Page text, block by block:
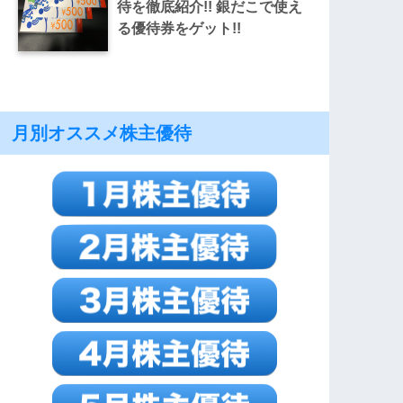
待を徹底紹介!! 銀だこで使え
る優待券をゲット!!
月別オススメ株主優待